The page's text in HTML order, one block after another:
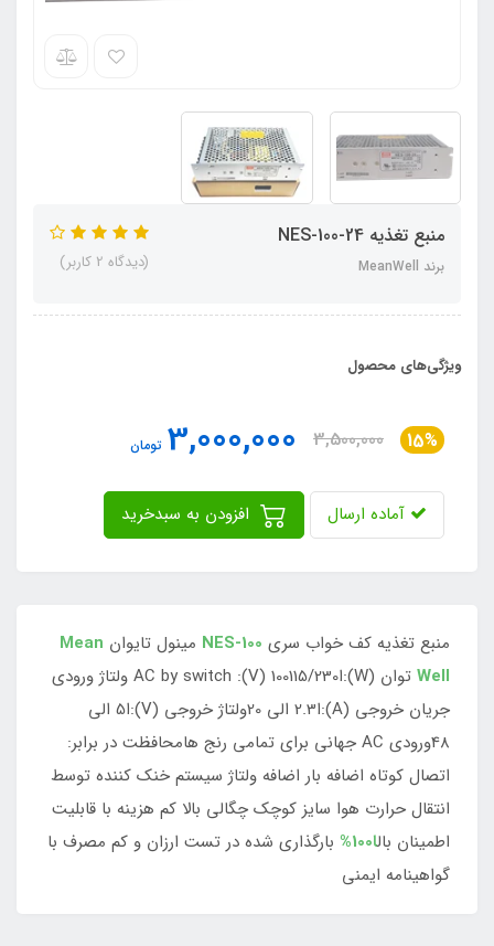
منبع تغذیه NES-100-24
برند MeanWell (دیدگاه 2 کاربر)
ویژگی‌های محصول
15%
3,500,000
3,000,000 تومان
آماده ارسال
منبع تغذیه کف خواب سری NES-100 مینول تایوان Mean
Well
توان (W):ا100115/230 AC by switch :(V) ولتاژ ورودی
جریان خروجی (A):ا2.3 الی 20ولتاژ خروجی (V):ا5 الی
48ورودی AC جهانی برای تمامی رنج هامحافظت در برابر:
اتصال کوتاه اضافه بار اضافه ولتاژ سیستم خنک کننده توسط
انتقال حرارت هوا سایز کوچک چگالی بالا کم هزینه با قابلیت
اطمینان بالا100%
بارگذاری شده در تست ارزان و کم مصرف با
گواهینامه ایمنی